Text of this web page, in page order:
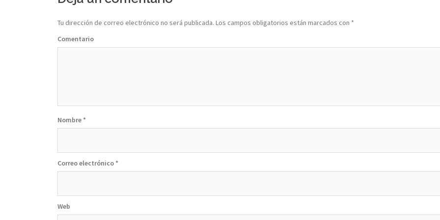
Tu dirección de correo electrónico no será publicada. Los campos obligatorios están marcados con *
Comentario
Nombre *
Correo electrónico *
Web